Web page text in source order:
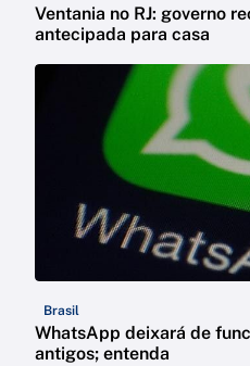
Ventania no RJ: governo
antecipada para casa
Brasil
WhatsApp deixará de
antigos; entenda